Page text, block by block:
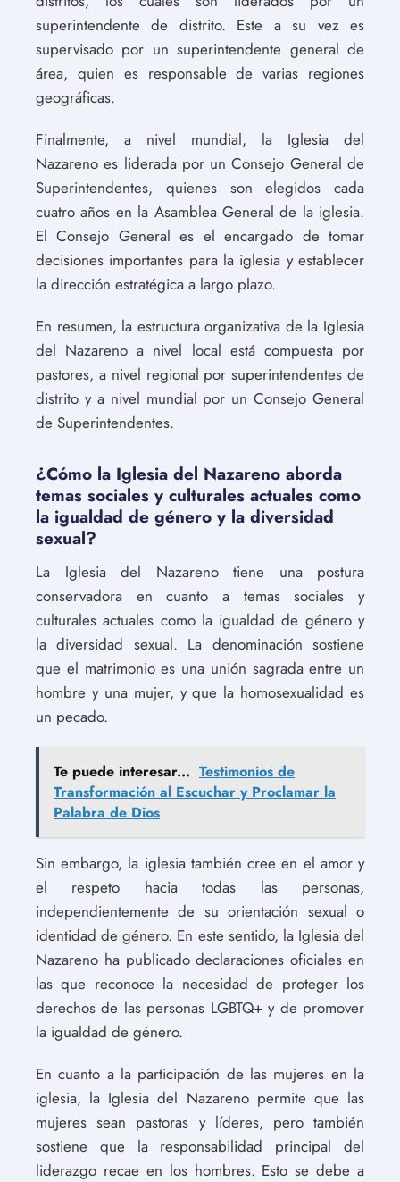
superintendente de distrito. Este a su vez es
supervisado por un superintendente general de
área, quien es responsable de varias regiones
geográficas.
Finalmente, a nivel mundial, la Iglesia del
Nazareno es liderada por un Consejo General de
Superintendentes, quienes son elegidos cada
cuatro años en la Asamblea General de la iglesia.
El Consejo General es el encargado de tomar
decisiones importantes para la iglesia y establecer
la dirección estratégica a largo plazo.
En resumen, la estructura organizativa de la Iglesia
del Nazareno a nivel local está compuesta por
pastores, a nivel regional por superintendentes de
distrito y a nivel mundial por un Consejo General
de Superintendentes.
¿Cómo la Iglesia del Nazareno aborda
temas sociales y culturales actuales como
la igualdad de género y la diversidad
sexual?
La Iglesia del Nazareno tiene una postura
conservadora en cuanto a temas sociales y
culturales actuales como la igualdad de género y
la diversidad sexual. La denominación sostiene
que el matrimonio es una unión sagrada entre un
hombre y una mujer, y que la homosexualidad es
un pecado.
Te puede interesar... Testimonios de
Transformación al Escuchar y Proclamar la
Palabra de Dios
Sin embargo, la iglesia también cree en el amor y
el respeto hacia todas las personas,
independientemente de su orientación sexual o
identidad de género. En este sentido, la Iglesia del
Nazareno ha publicado declaraciones oficiales en
las que reconoce la necesidad de proteger los
derechos de las personas LGBTQ+ y de promover
la igualdad de género.
En cuanto a la participación de las mujeres en la
iglesia, la Iglesia del Nazareno permite que las
mujeres sean pastoras y líderes, pero también
sostiene que la responsabilidad principal del
liderazgo recae en los hombres. Esto se debe a